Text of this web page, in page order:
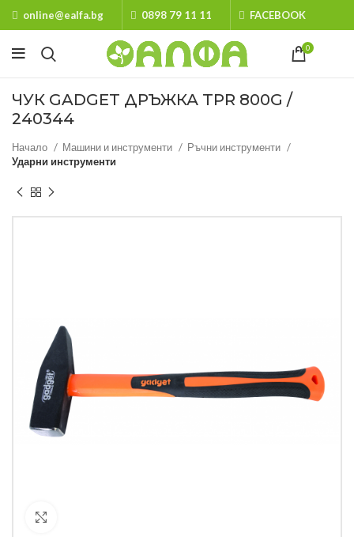
online@ealfa.bg 0898 79 11 11 FACEBOOK
0
ЧУК GADGET ДРЪЖКА TPR 800G /
240344
Начало Машини и инструменти
Ръчни инструменти
Ударни инструменти